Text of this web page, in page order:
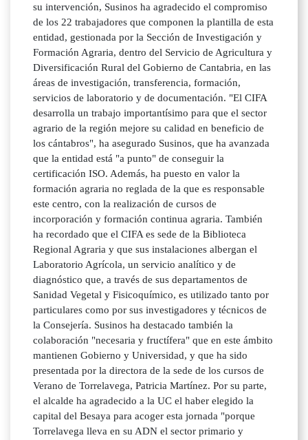
su intervención, Susinos ha agradecido el compromiso
de los 22 trabajadores que componen la plantilla de esta
entidad, gestionada por la Sección de Investigación y
Formación Agraria, dentro del Servicio de Agricultura y
Diversificación Rural del Gobierno de Cantabria, en las
áreas de investigación, transferencia, formación,
servicios de laboratorio y de documentación. "El CIFA
desarrolla un trabajo importantísimo para que el sector
agrario de la región mejore su calidad en beneficio de
los cántabros", ha asegurado Susinos, que ha avanzada
que la entidad está "a punto" de conseguir la
certificación ISO. Además, ha puesto en valor la
formación agraria no reglada de la que es responsable
este centro, con la realización de cursos de
incorporación y formación continua agraria. También
ha recordado que el CIFA es sede de la Biblioteca
Regional Agraria y que sus instalaciones albergan el
Laboratorio Agrícola, un servicio analítico y de
diagnóstico que, a través de sus departamentos de
Sanidad Vegetal y Fisicoquímico, es utilizado tanto por
particulares como por sus investigadores y técnicos de
la Consejería. Susinos ha destacado también la
colaboración "necesaria y fructífera" que en este ámbito
mantienen Gobierno y Universidad, y que ha sido
presentada por la directora de la sede de los cursos de
Verano de Torrelavega, Patricia Martínez. Por su parte,
el alcalde ha agradecido a la UC el haber elegido la
capital del Besaya para acoger esta jornada "porque
Torrelavega lleva en su ADN el sector primario y